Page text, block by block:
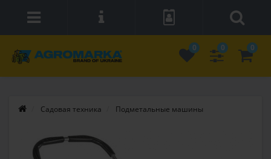
0 0 0
Садовая техника Подметальные машины